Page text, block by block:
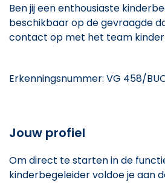
Ben jij een enthousiaste
beschikbaar op de gevraagde
contact op met het team
Erkenningsnummer: VG 458/
Jouw profiel
Om direct te starten in de
kinderbegeleider voldoe je aan